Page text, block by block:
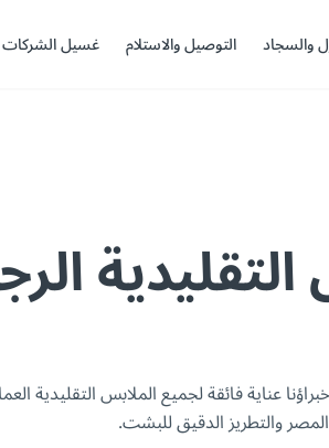
والسجاد التوصيل والاستلام غسيل الشركات
عناية فائقة لجميع الملابس التقليدية
والتطريز الدقيق للبشت.